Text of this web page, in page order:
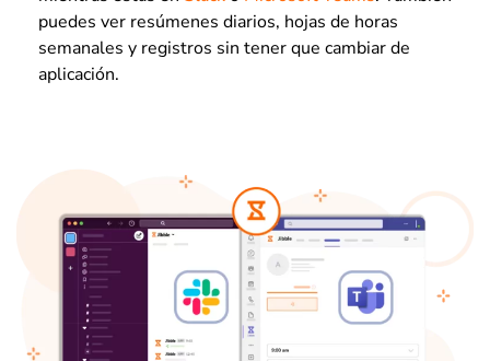
puedes ver resúmenes diarios, hojas de horas
semanales y registros sin tener que cambiar de
aplicación.